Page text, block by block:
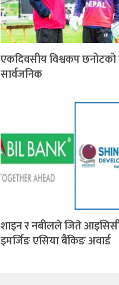
एकदिवसीय विश्वकप छनोटको
सार्वजनिक
शाइन र नबीलले जिते
इमर्जिङ एसिया बैंकिङ अवार्ड